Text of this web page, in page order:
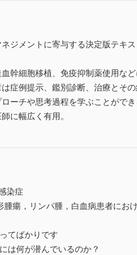
ジメントに寄与する決定版テキス
幹細胞移植、免疫抑制薬使用な
症例提示、鑑別診断、治療とそ
ーチや思考過程を学ぶことがで
に幅広く有用。
染症
瘍，リンパ腫，白血病患者にお
てばかりです
は何が潜んでいるのか？